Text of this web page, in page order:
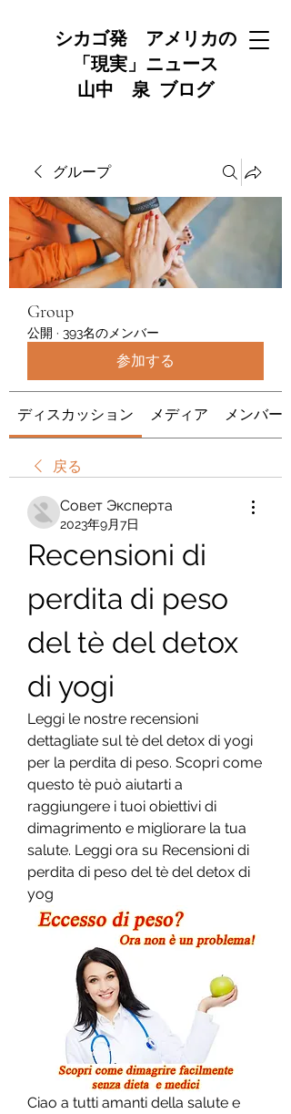
シカゴ発 アメリカの
「現実」ニュース
山中 泉 ブログ
グループ
Group
公開 · 393名のメンバー
参加する
ディスカッション メディア メンバー
戻る
Совет Эксперта
2023年9月7日
Recensioni di
perdita di peso
del tè del detox
di yogi
Leggi le nostre recensioni
dettagliate sul tè del detox di yogi
per la perdita di peso. Scopri come
questo tè può aiutarti a
raggiungere i tuoi obiettivi di
dimagrimento e migliorare la tua
salute. Leggi ora su Recensioni di
perdita di peso del tè del detox di
yog
Ciao a tutti amanti della salute e